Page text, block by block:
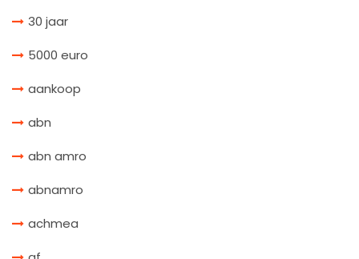
30 jaar
5000 euro
aankoop
abn
abn amro
abnamro
achmea